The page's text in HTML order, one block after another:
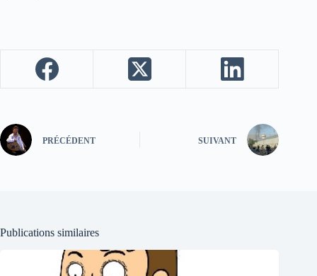
PRÉCÉDENT SUIVANT
Publications similaires